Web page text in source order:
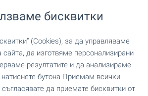
в гр. Костинброд
на малкия град! Намирате го на
в гр. Костинброд, точно до BILLA
намира новоизграждащият се
Gardens - най-новият проект от
сгради и комплекси AMur.
бисквитки
(Cookies), за да управляваме
да изготвяме персонализирани
резултатите и да анализираме
бутона Приемам всички
да приемате бисквитки от